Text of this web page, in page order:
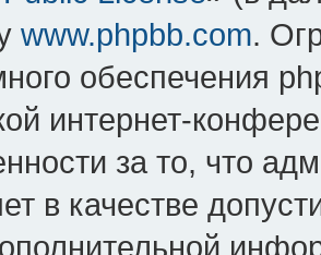
www.phpbb.com.
обеспечения
интернет-
за то, что
в качестве